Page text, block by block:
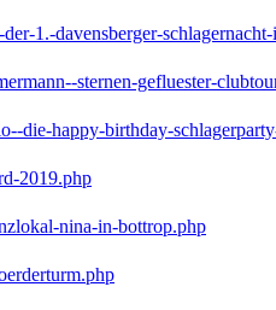
1.-davensberger-
sternen-gefluester-
die-happy-birthday-
2019.php
nina-in-bottrop.php